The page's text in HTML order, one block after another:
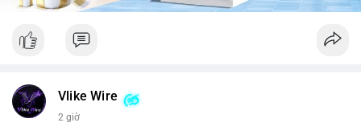
Vlike Wire
2 giờ